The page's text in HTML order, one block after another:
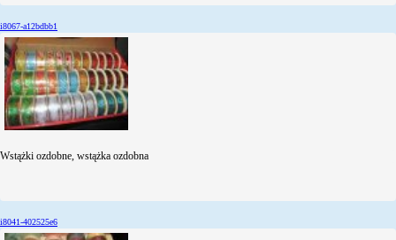
i8067-a12bdbb1
Wstążki ozdobne, wstążka ozdobna
i8041-402525e6